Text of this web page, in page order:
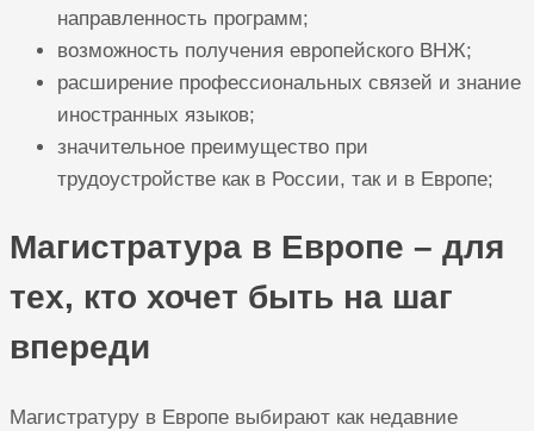
направленность программ;
возможность получения европейского ВНЖ;
расширение профессиональных связей и знание
иностранных языков;
значительное преимущество при
трудоустройстве как в России, так и в Европе;
Магистратура в Европе – для
тех, кто хочет быть на шаг
впереди
Магистратуру в Европе выбирают как недавние